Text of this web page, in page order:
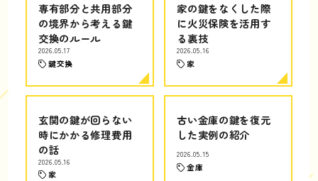
専有部分と共用部分
の境界から考える鍵
交換のルール
2026.05.17
鍵交換
家の鍵をなくした際
に火災保険を活用す
る裏技
2026.05.16
家
玄関の鍵が回らない
時にかかる修理費用
の話
2026.05.16
家
古い金庫の鍵を復元
した実例の紹介
2026.05.15
金庫